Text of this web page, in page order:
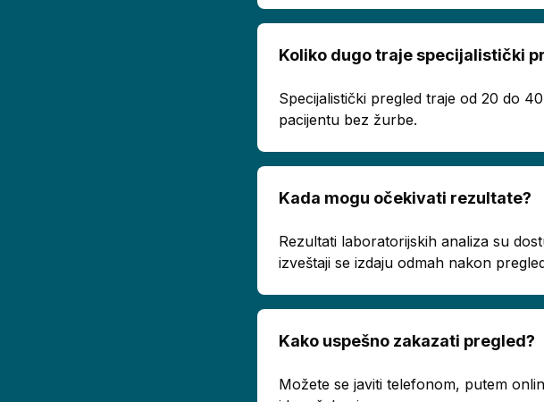
Koliko dugo traje specijalistički
Specijalistički pregled traje od 20 do
pacijentu bez žurbe.
Kada mogu očekivati rezultate?
Rezultati laboratorijskih analiza su
izveštaji se izdaju odmah nakon
Kako uspešno zakazati pregled?
Možete se javiti telefonom, putem